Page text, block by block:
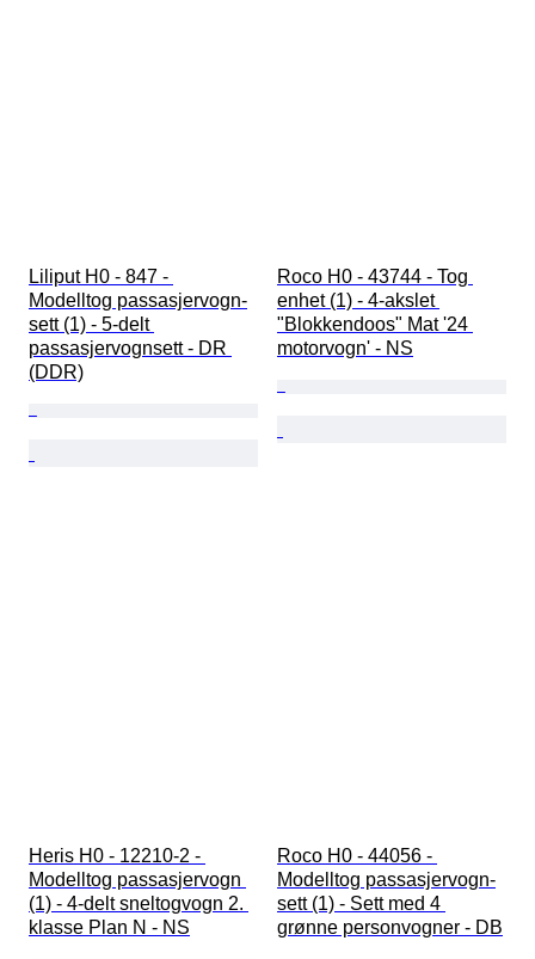
Liliput H0 - 847 -
Modelltog passasjervogn-
sett (1) - 5-delt
passasjervognsett - DR
(DDR)
Roco H0 - 43744 - Tog
enhet (1) - 4-akslet
"Blokkendoos" Mat '24
motorvogn' - NS
Heris H0 - 12210-2 -
Modelltog passasjervogn
(1) - 4-delt sneltogvogn 2.
klasse Plan N - NS
Roco H0 - 44056 -
Modelltog passasjervogn-
sett (1) - Sett med 4
grønne personvogner - DB